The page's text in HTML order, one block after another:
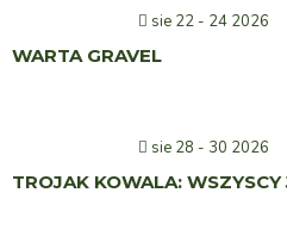
sie 22 - 24 2026
WARTA GRAVEL
sie 28 - 30 2026
TROJAK KOWALA: